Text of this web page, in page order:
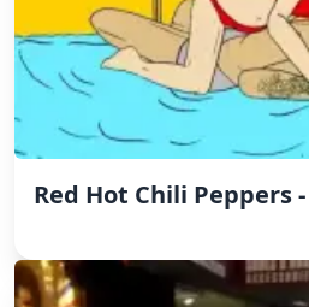
Red Hot Chili Peppers